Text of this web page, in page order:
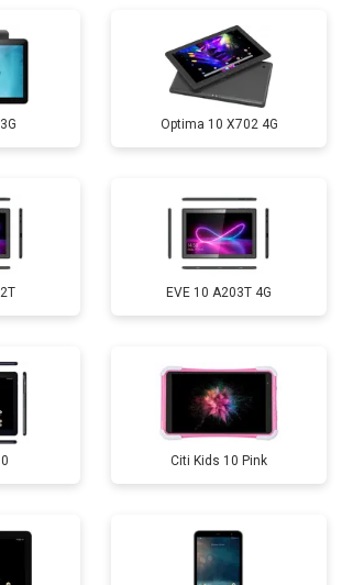
Optima 10 X702 4G
EVE 10 A203T 4G
Citi Kids 10 Pink